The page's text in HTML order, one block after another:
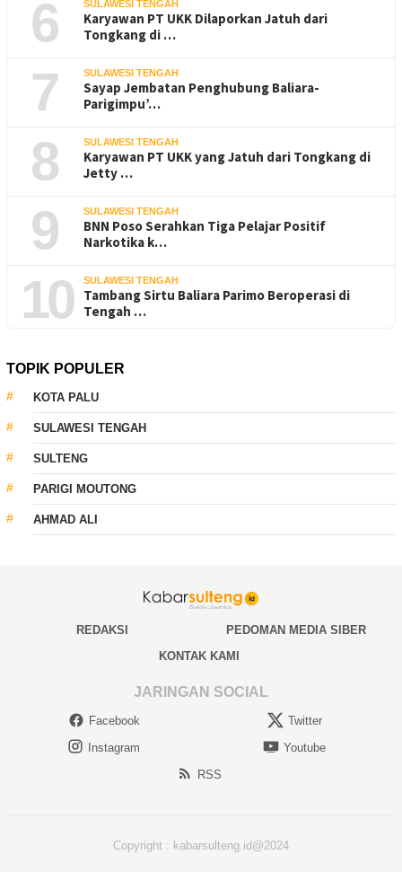
6 SULAWESI TENGAH
Karyawan PT UKK Dilaporkan Jatuh dari
Tongkang di …
7 SULAWESI TENGAH
Sayap Jembatan Penghubung Baliara-
Parigimpu’…
8 SULAWESI TENGAH
Karyawan PT UKK yang Jatuh dari Tongkang di
Jetty …
9 SULAWESI TENGAH
BNN Poso Serahkan Tiga Pelajar Positif
Narkotika k…
10 SULAWESI TENGAH
Tambang Sirtu Baliara Parimo Beroperasi di
Tengah …
TOPIK POPULER
KOTA PALU
SULAWESI TENGAH
SULTENG
PARIGI MOUTONG
AHMAD ALI
REDAKSI
PEDOMAN MEDIA SIBER
KONTAK KAMI
JARINGAN SOCIAL
Facebook
Twitter
Instagram
Youtube
RSS
Copyright : kabarsulteng.id@2024